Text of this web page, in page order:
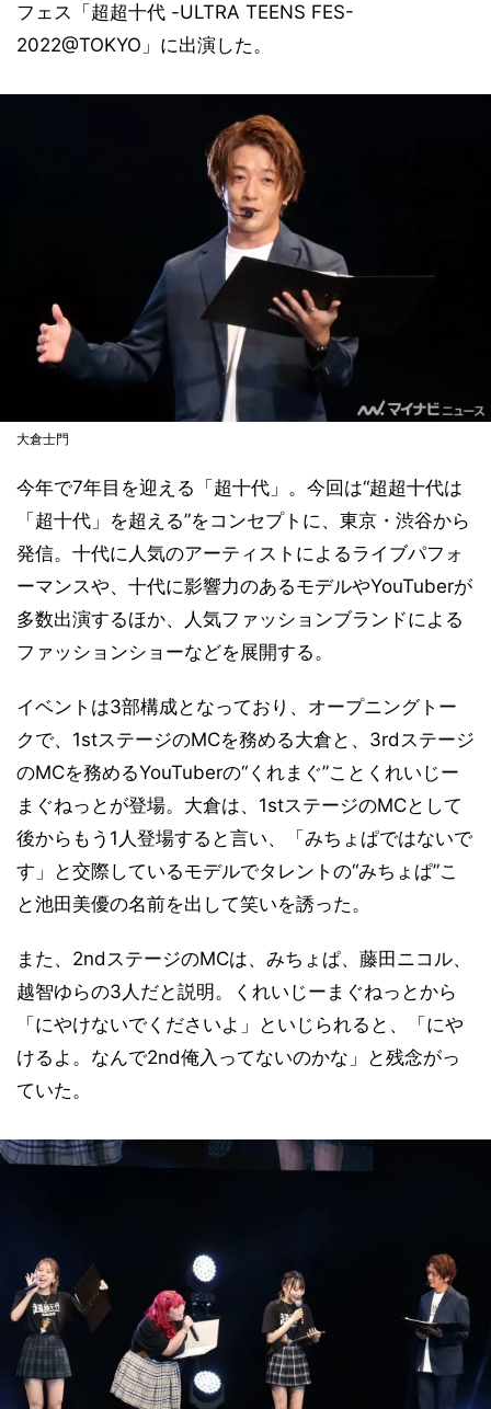
フェス「超超十代 -ULTRA TEENS FES-
2022@TOKYO」に出演した。
大倉士門
今年で7年目を迎える「超十代」。今回は“超超十代は
「超十代」を超える”をコンセプトに、東京・渋谷から
発信。十代に人気のアーティストによるライブパフォ
ーマンスや、十代に影響力のあるモデルやYouTuberが
多数出演するほか、人気ファッションブランドによる
ファッションショーなどを展開する。
イベントは3部構成となっており、オープニングトー
クで、1stステージのMCを務める大倉と、3rdステージ
のMCを務めるYouTuberの“くれまぐ”ことくれいじー
まぐねっとが登場。大倉は、1stステージのMCとして
後からもう1人登場すると言い、「みちょぱではないで
す」と交際しているモデルでタレントの“みちょぱ”こ
と池田美優の名前を出して笑いを誘った。
また、2ndステージのMCは、みちょぱ、藤田ニコル、
越智ゆらの3人だと説明。くれいじーまぐねっとから
「にやけないでくださいよ」といじられると、「にや
けるよ。なんで2nd俺入ってないのかな」と残念がっ
ていた。